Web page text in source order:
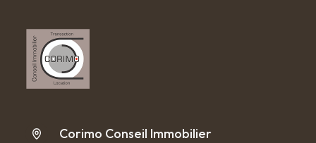
Corimo Conseil Immobilier